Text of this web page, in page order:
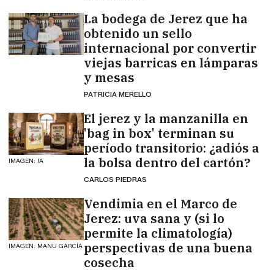
La bodega de Jerez que ha
obtenido un sello
internacional por convertir
viejas barricas en lámparas
y mesas
PATRICIA MERELLO
IMAGEN: IA
El jerez y la manzanilla en
'bag in box' terminan su
período transitorio: ¿adiós a
la bolsa dentro del cartón?
CARLOS PIEDRAS
IMAGEN: MANU GARCÍA
Vendimia en el Marco de
Jerez: uva sana y (si lo
permite la climatología)
perspectivas de una buena
cosecha